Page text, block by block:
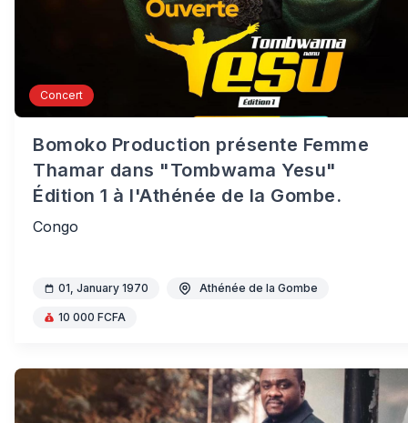
Concert
Bomoko Production présente Femme
Thamar dans "Tombwama Yesu"
Édition 1 à l'Athénée de la Gombe.
Congo
01, January 1970 Athénée de la Gombe
10 000 FCFA